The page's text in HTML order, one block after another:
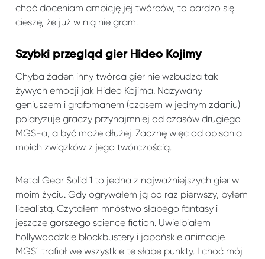
choć doceniam ambicję jej twórców, to bardzo się
cieszę, że już w nią nie gram.
Szybki przegląd gier Hideo Kojimy
Chyba żaden inny twórca gier nie wzbudza tak
żywych emocji jak Hideo Kojima. Nazywany
geniuszem i grafomanem (czasem w jednym zdaniu)
polaryzuje graczy przynajmniej od czasów drugiego
MGS-a, a być może dłużej. Zacznę więc od opisania
moich związków z jego twórczością.
Metal Gear Solid 1 to jedna z najważniejszych gier w
moim życiu. Gdy ogrywałem ją po raz pierwszy, byłem
licealistą. Czytałem mnóstwo słabego fantasy i
jeszcze gorszego science fiction. Uwielbiałem
hollywoodzkie blockbustery i japońskie animacje.
MGS1 trafiał we wszystkie te słabe punkty. I choć mój